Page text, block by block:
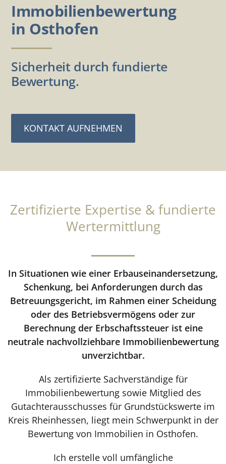
Immobilienbewertung
in Osthofen
Sicherheit durch fundierte
Bewertung.
KONTAKT AUFNEHMEN
Zertifizierte Expertise & fundierte
Wertermittlung
In Situationen wie einer Erbauseinandersetzung,
Schenkung, bei Anforderungen durch das
Betreuungsgericht, im Rahmen einer Scheidung
oder des Betriebsvermögens oder zur
Berechnung der Erbschaftssteuer ist eine
neutrale nachvollziehbare Immobilienbewertung
unverzichtbar.
Als zertifizierte Sachverständige für
Immobilienbewertung sowie Mitglied des
Gutachterausschusses für Grundstückswerte im
Kreis Rheinhessen, liegt mein Schwerpunkt in der
Bewertung von Immobilien in Osthofen.
Ich erstelle voll umfängliche